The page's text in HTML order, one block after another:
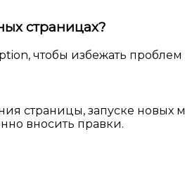
страницах?
чтобы избежать
страницы, запуске
вносить правки.